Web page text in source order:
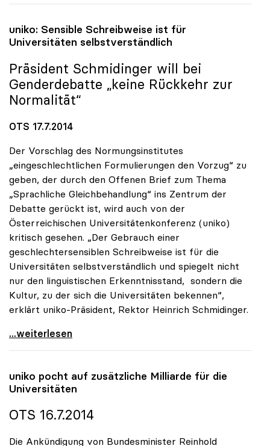
uniko: Sensible Schreibweise ist für
Universitäten selbstverständlich
Präsident Schmidinger will bei
Genderdebatte „keine Rückkehr zur
Normalität“
OTS 17.7.2014
Der Vorschlag des Normungsinstitutes
„eingeschlechtlichen Formulierungen den Vorzug“ zu
geben, der durch den Offenen Brief zum Thema
„Sprachliche Gleichbehandlung“ ins Zentrum der
Debatte gerückt ist, wird auch von der
Österreichischen Universitätenkonferenz (uniko)
kritisch gesehen. „Der Gebrauch einer
geschlechtersensiblen Schreibweise ist für die
Universitäten selbstverständlich und spiegelt nicht
nur den linguistischen Erkenntnisstand, sondern die
Kultur, zu der sich die Universitäten bekennen“,
erklärt uniko-Präsident, Rektor Heinrich Schmidinger.
uniko: Sensible Schreibweise ist für Universitäten
...weiterlesen
uniko pocht auf zusätzliche Milliarde für die
Universitäten
OTS 16.7.2014
Die Ankündigung von Bundesminister Reinhold